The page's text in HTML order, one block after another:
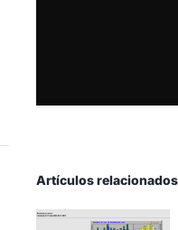
Artículos relacionados